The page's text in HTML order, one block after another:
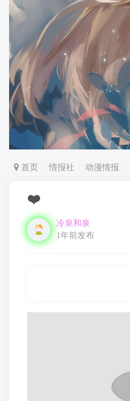
首页 情报社 动漫情报
❤️
冷泉和泉
1年前发布